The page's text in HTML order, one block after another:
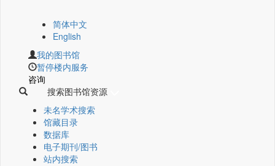
简体中文
English
我的图书馆
暂停楼内服务
咨询
搜索图书馆资源
未名学术搜索
馆藏目录
数据库
电子期刊/图书
站内搜索